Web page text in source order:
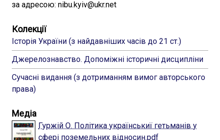
за адресою: nibu.kyiv@ukr.net
Колекції
Історія України (з найдавніших часів до 21 ст.)
Джерелознавство. Допоміжні історичні дисципліни
Сучасні видання (з дотриманням вимог авторського
права)
Медіа
Гуржій О. Політика українськиї гетьманів у
сфері поземельних відносин.pdf